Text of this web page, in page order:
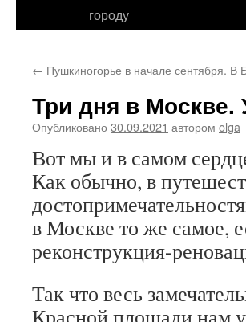
городу
← Пушкиногорье в начале сентября. В
Три дня в Москве.
Опубликовано 30.09.2021 автором olga
Вот мы и в самом
Как обычно, в
в Москве то же самое,
реконструкция-
Так что весь
Красной площади нам